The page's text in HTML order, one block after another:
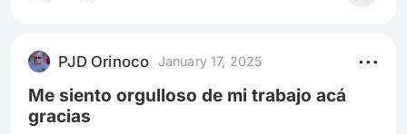
cáncer. La historia está inspirada en la vida de la
joven española Alexia González-Barros, y su
narrativa se desarrolla en un contexto
PJD Orinoco January 17, 2025
Me siento orgulloso de mi trabajo acá
gracias